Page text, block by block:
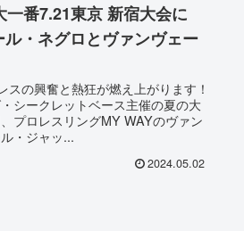
一番7.21東京 新宿大会に
・ネグロとヴァンヴェー
の興奮と熱狂が燃え上がります！
シークレットベース主催の夏の大
プロレスリングMY WAYのヴァン
・ジャッ...
2024.05.02